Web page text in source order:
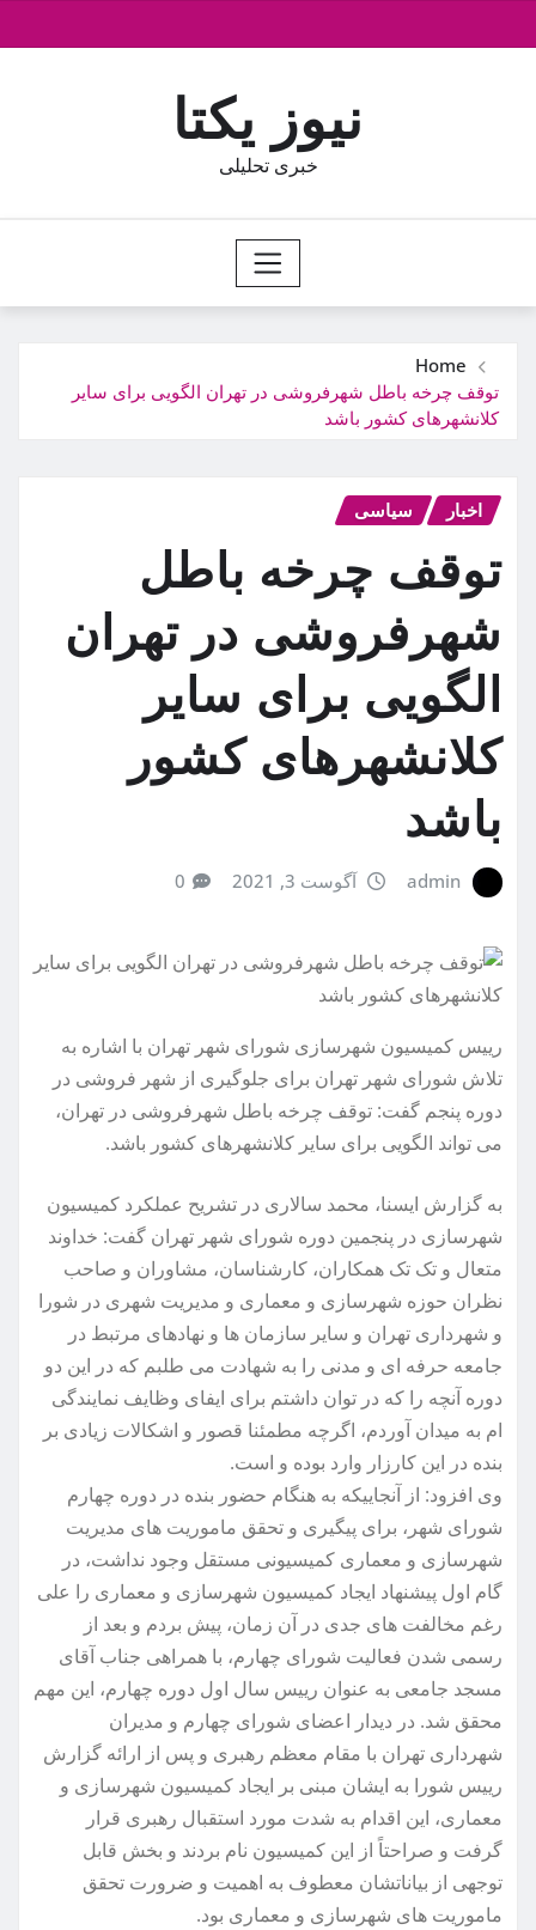
to
نیوز یکتا
خبری تحلیلی
Home
توقف چرخه باطل شهرفروشی در تهران الگویی برای سایر
کلانشهرهای کشور باشد
اخبار سیاسی
توقف چرخه باطل
شهرفروشی در تهران
الگویی برای سایر
کلانشهرهای کشور
باشد
admin آگوست 3, 2021 0
رییس کمیسیون شهرسازی شورای شهر تهران با اشاره به
تلاش شورای شهر تهران برای جلوگیری از شهر فروشی در
دوره پنجم گفت: توقف چرخه باطل شهرفروشی در تهران،
می تواند الگویی برای سایر کلانشهرهای کشور باشد.
به گزارش ایسنا، محمد سالاری در تشریح عملکرد کمیسیون
شهرسازی در پنجمین دوره شورای شهر تهران گفت: خداوند
متعال و تک تک همکاران، کارشناسان، مشاوران و صاحب
نظران حوزه شهرسازی و معماری و مدیریت شهری در شورا
و شهرداری تهران و سایر سازمان ها و نهادهای مرتبط در
جامعه حرفه ای و مدنی را به شهادت می طلبم که در این دو
دوره آنچه را که در توان داشتم برای ایفای وظایف نمایندگی
ام به میدان آوردم، اگرچه مطمئنا قصور و اشکالات زیادی بر
بنده در این کارزار وارد بوده و است.
وی افزود: از آنجاییکه به هنگام حضور بنده در دوره چهارم
شورای شهر، برای پیگیری و تحقق ماموریت های مدیریت
شهرسازی و معماری کمیسیونی مستقل وجود نداشت، در
گام اول پیشنهاد ایجاد کمیسیون شهرسازی و معماری را علی
رغم مخالفت های جدی در آن زمان، پیش بردم و بعد از
رسمی شدن فعالیت شورای چهارم، با همراهی جناب آقای
مسجد جامعی به عنوان رییس سال اول دوره چهارم، این مهم
محقق شد. در دیدار اعضای شورای چهارم و مدیران
شهرداری تهران با مقام معظم رهبری و پس از ارائه گزارش
رییس شورا به ایشان مبنی بر ایجاد کمیسیون شهرسازی و
معماری، این اقدام به شدت مورد استقبال رهبری قرار
گرفت و صراحتاً از این کمیسیون نام بردند و بخش قابل
توجهی از بیاناتشان معطوف به اهمیت و ضرورت تحقق
ماموریت های شهرسازی و معماری بود.